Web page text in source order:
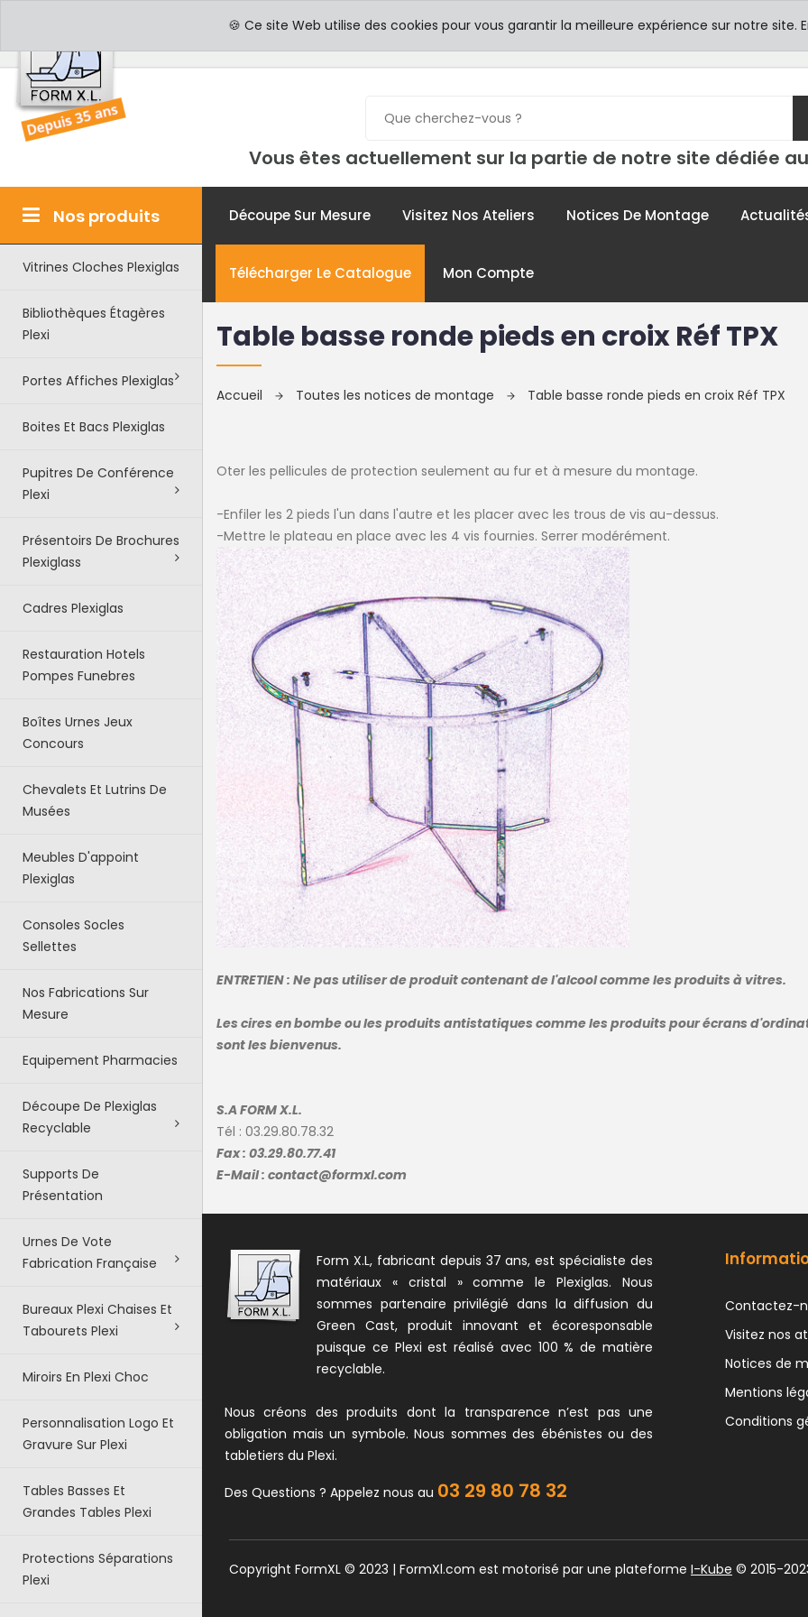
PROFESSIONNELS PARTICULIERS 8h00 -
Vous êtes actuellement sur la partie de notre site dédiée
Nos produits
Vitrines Cloches Plexiglas
Bibliothèques Étagères
Plexi
Portes Affiches Plexiglas
Boites Et Bacs Plexiglas
Pupitres De Conférence
Plexi
Présentoirs De Brochures
Plexiglass
Cadres Plexiglas
Restauration Hotels
Pompes Funebres
Boîtes Urnes Jeux
Concours
Chevalets Et Lutrins De
Musées
Meubles D'appoint
Plexiglas
Consoles Socles
Sellettes
Nos Fabrications Sur
Mesure
Equipement Pharmacies
Découpe De Plexiglas
Recyclable
Supports De
Présentation
Urnes De Vote
Fabrication Française
Bureaux Plexi Chaises Et
Tabourets Plexi
Miroirs En Plexi Choc
Personnalisation Logo Et
Gravure Sur Plexi
Tables Basses Et
Grandes Tables Plexi
Protections Séparations
Plexi
Découpe Sur Mesure Visitez Nos Ateliers Notices De Montage
Télécharger Le Catalogue Mon Compte
Table basse ronde pieds en croix Réf TPX
Accueil Toutes les notices de montage Table basse ronde pieds en croix Réf TPX
Oter les pellicules de protection seulement au fur et à mesure du montage.
-Enfiler les 2 pieds l'un dans l'autre et les placer avec les trous de vis au-dessus.
-Mettre le plateau en place avec les 4 vis fournies. Serrer modérément.
ENTRETIEN : Ne pas utiliser de produit contenant de l'alcool comme les produits à vitres.
Les cires en bombe ou les produits antistatiques comme les produits pour écrans
sont les bienvenus.
S.A FORM X.L.
Tél : 03.29.80.78.32
Fax : 03.29.80.77.41
E-Mail : contact@formxl.com
Form X.L, fabricant depuis 37 ans, est spécialiste des
matériaux « cristal » comme le Plexiglas. Nous
sommes partenaire privilégié dans la diffusion du
Green Cast, produit innovant et écoresponsable
puisque ce Plexi est réalisé avec 100 % de matière
recyclable.
Nous créons des produits dont la transparence n’est pas une
obligation mais un symbole. Nous sommes des ébénistes ou des
tabletiers du Plexi.
Des Questions ? Appelez nous au 03 29 80 78 32
Contactez-
Visitez nos
Notices de
Mentions
Conditions
Copyright FormXL © 2023 | FormXl.com est motorisé par une plateforme I-Kube © 2015-
🍪 Ce site Web utilise des cookies pour vous garantir la meilleure expérience sur notre site.